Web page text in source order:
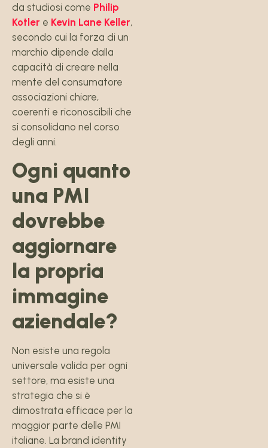
da studiosi come Philip
Kotler e Kevin Lane Keller,
secondo cui la forza di un
marchio dipende dalla
capacità di creare nella
mente del consumatore
associazioni chiare,
coerenti e riconoscibili che
si consolidano nel corso
degli anni.
Ogni quanto
una PMI
dovrebbe
aggiornare
la propria
immagine
aziendale?
Non esiste una regola
universale valida per ogni
settore, ma esiste una
strategia che si è
dimostrata efficace per la
maggior parte delle PMI
italiane. La brand identity